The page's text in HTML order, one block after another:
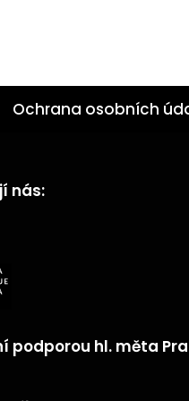
Ochrana osobních
nás:
podporou hl. měta